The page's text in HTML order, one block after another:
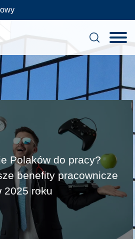
Polaków do pracy?
benefity pracownicze
2025 roku